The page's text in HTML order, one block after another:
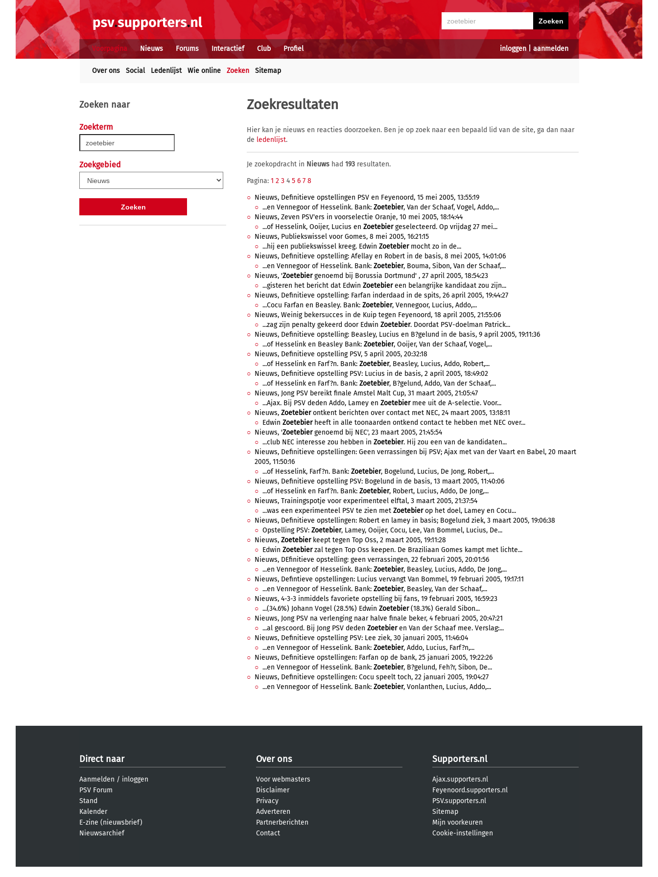
inloggen| aanmelden
Voorpagina Nieuws Forums Interactief Club Profiel
Over ons Social Ledenlijst Wie online Zoeken Sitemap
Zoeken naar
Zoekterm
Zoekgebied
Zoekresultaten
Hier kan je nieuws en reacties doorzoeken. Ben je op zoek naar een bepaald lid van de site, ga dan naar
de ledenlijst.
Je zoekopdracht in Nieuws had 193 resultaten.
Pagina: 1 2 3 4 5 6 7 8
Nieuws, Definitieve opstellingen PSV en Feyenoord, 15 mei 2005, 13:55:19
...en Vennegoor of Hesselink. Bank: Zoetebier, Van der Schaaf, Vogel, Addo,...
Nieuws, Zeven PSV'ers in voorselectie Oranje, 10 mei 2005, 18:14:44
...of Hesselink, Ooijer, Lucius en Zoetebiergeselecteerd. Op vrijdag 27 mei...
Nieuws, Publiekswissel voor Gomes, 8 mei 2005, 16:21:15
...hij een publiekswissel kreeg. Edwin Zoetebiermocht zo in de...
Nieuws, Definitieve opstelling: Afellay en Robert in de basis, 8 mei 2005, 14:01:06
...en Vennegoor of Hesselink. Bank: Zoetebier, Bouma, Sibon, Van der Schaaf,...
Nieuws, 'Zoetebiergenoemd bij Borussia Dortmund' , 27 april 2005, 18:54:23
...gisteren het bericht dat Edwin Zoetebiereen belangrijke kandidaat zou zijn...
Nieuws, Definitieve opstelling: Farfan inderdaad in de spits, 26 april 2005, 19:44:27
...Cocu Farfan en Beasley. Bank: Zoetebier, Vennegoor, Lucius, Addo,...
Nieuws, Weinig bekersucces in de Kuip tegen Feyenoord, 18 april 2005, 21:55:06
...zag zijn penalty gekeerd door Edwin Zoetebier. Doordat PSV-doelman Patrick...
Nieuws, Definitieve opstelling: Beasley, Lucius en B?gelund in de basis, 9 april 2005, 19:11:36
...of Hesselink en Beasley Bank: Zoetebier, Ooijer, Van der Schaaf, Vogel,...
Nieuws, Definitieve opstelling PSV, 5 april 2005, 20:32:18
...of Hesselink en Farf?n. Bank: Zoetebier, Beasley, Lucius, Addo, Robert,...
Nieuws, Definitieve opstelling PSV: Lucius in de basis, 2 april 2005, 18:49:02
...of Hesselink en Farf?n. Bank: Zoetebier, B?gelund, Addo, Van der Schaaf,...
Nieuws, Jong PSV bereikt finale Amstel Malt Cup, 31 maart 2005, 21:05:47
...Ajax. Bij PSV deden Addo, Lamey en Zoetebiermee uit de A-selectie. Voor...
Nieuws, Zoetebierontkent berichten over contact met NEC, 24 maart 2005, 13:18:11
Edwin Zoetebierheeft in alle toonaarden ontkend contact te hebben met NEC over...
Nieuws, 'Zoetebiergenoemd bij NEC', 23 maart 2005, 21:45:54
...club NEC interesse zou hebben in Zoetebier. Hij zou een van de kandidaten...
Nieuws, Definitieve opstellingen: Geen verrassingen bij PSV; Ajax met van der Vaart en Babel, 20 maart
2005, 11:50:16
...of Hesselink, Farf?n. Bank: Zoetebier, Bogelund, Lucius, De Jong, Robert,...
Nieuws, Definitieve opstelling PSV: Bogelund in de basis, 13 maart 2005, 11:40:06
...of Hesselink en Farf?n. Bank: Zoetebier, Robert, Lucius, Addo, De Jong,...
Nieuws, Trainingspotje voor experimenteel elftal, 3 maart 2005, 21:37:54
...was een experimenteel PSV te zien met Zoetebierop het doel, Lamey en Cocu...
Nieuws, Definitieve opstellingen: Robert en lamey in basis; Bogelund ziek, 3 maart 2005, 19:06:38
Opstelling PSV: Zoetebier, Lamey, Ooijer, Cocu, Lee, Van Bommel, Lucius, De...
Nieuws, Zoetebierkeept tegen Top Oss, 2 maart 2005, 19:11:28
Edwin Zoetebierzal tegen Top Oss keepen. De Braziliaan Gomes kampt met lichte...
Nieuws, DEfinitieve opstelling: geen verrassingen, 22 februari 2005, 20:01:56
...en Vennegoor of Hesselink. Bank: Zoetebier, Beasley, Lucius, Addo, De Jong,...
Nieuws, Defintieve opstellingen: Lucius vervangt Van Bommel, 19 februari 2005, 19:17:11
...en Vennegoor of Hesselink. Bank: Zoetebier, Beasley, Van der Schaaf,...
Nieuws, 4-3-3 inmiddels favoriete opstelling bij fans, 19 februari 2005, 16:59:23
...(34.6%) Johann Vogel (28.5%) Edwin Zoetebier(18.3%) Gerald Sibon...
Nieuws, Jong PSV na verlenging naar halve finale beker, 4 februari 2005, 20:47:21
...al gescoord. Bij Jong PSV deden Zoetebieren Van der Schaaf mee. Verslag:...
Nieuws, Definitieve opstelling PSV: Lee ziek, 30 januari 2005, 11:46:04
...en Vennegoor of Hesselink. Bank: Zoetebier, Addo, Lucius, Farf?n,...
Nieuws, Definitieve opstellingen: Farfan op de bank, 25 januari 2005, 19:22:26
...en Vennegoor of Hesselink. Bank: Zoetebier, B?gelund, Feh?r, Sibon, De...
Nieuws, Definitieve opstellingen: Cocu speelt toch, 22 januari 2005, 19:04:27
...en Vennegoor of Hesselink. Bank: Zoetebier, Vonlanthen, Lucius, Addo,...
Direct naar
Aanmelden / inloggen
PSV Forum
Stand
Kalender
E-zine (nieuwsbrief)
Nieuwsarchief
Over ons
Voor webmasters
Disclaimer
Privacy
Adverteren
Partnerberichten
Contact
Supporters.nl
Ajax.supporters.nl
Feyenoord.supporters.nl
PSV.supporters.nl
Sitemap
Mijn voorkeuren
Cookie-instellingen